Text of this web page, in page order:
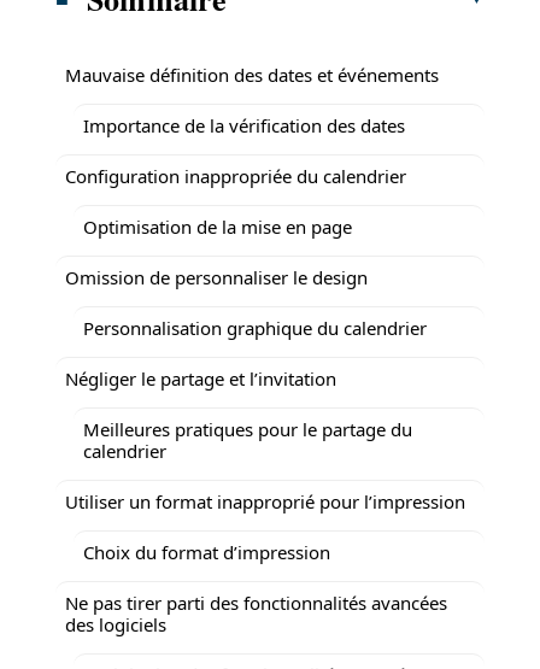
Mauvaise définition des dates et événements
Importance de la vérification des dates
Configuration inappropriée du calendrier
Optimisation de la mise en page
Omission de personnaliser le design
Personnalisation graphique du calendrier
Négliger le partage et l’invitation
Meilleures pratiques pour le partage du
calendrier
Utiliser un format inapproprié pour l’impression
Choix du format d’impression
Ne pas tirer parti des fonctionnalités avancées
des logiciels